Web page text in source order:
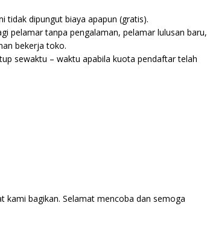
tidak dipungut biaya apapun (gratis).
pelamar tanpa pengalaman, pelamar lulusan baru,
bekerja toko.
sewaktu – waktu apabila kuota pendaftar telah
kami bagikan. Selamat mencoba dan semoga